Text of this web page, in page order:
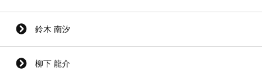
鈴木 南汐
柳下 龍介